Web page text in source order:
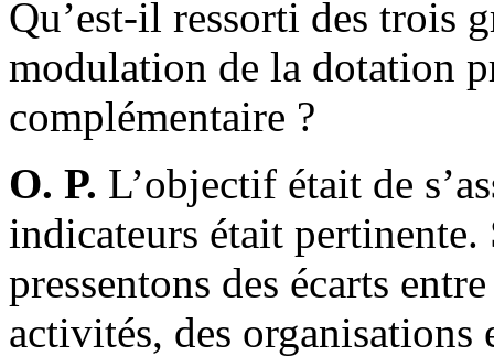
Qu’est-il ressorti des trois
modulation de la dotation
complémentaire ?
O. P. L’objectif était de
indicateurs était pertinente.
pressentons des écarts
activités, des organisations